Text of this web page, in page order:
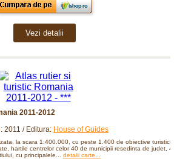
Vezi detalii
2011-2012
2011 / Editura: House of Guides
la scara 1:400.000, cu peste 1.400 de obiective turistice
hartile centrelor celor 40 de municipii resedinta de judet, 4
cu principalele... detalii carte...